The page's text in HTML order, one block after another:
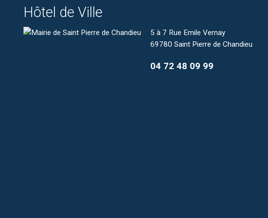
Hôtel de Ville
5 à 7 Rue Emile Vernay
69780 Saint Pierre de Chandieu
04 72 48 09 99